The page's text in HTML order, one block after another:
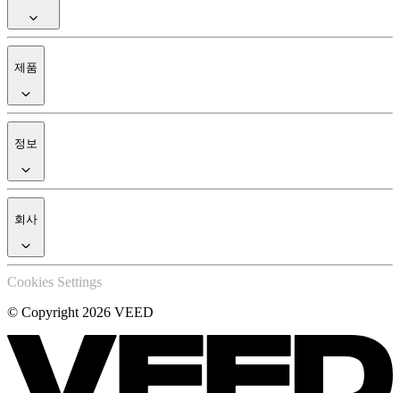
제품
정보
회사
Cookies Settings
© Copyright 2026 VEED